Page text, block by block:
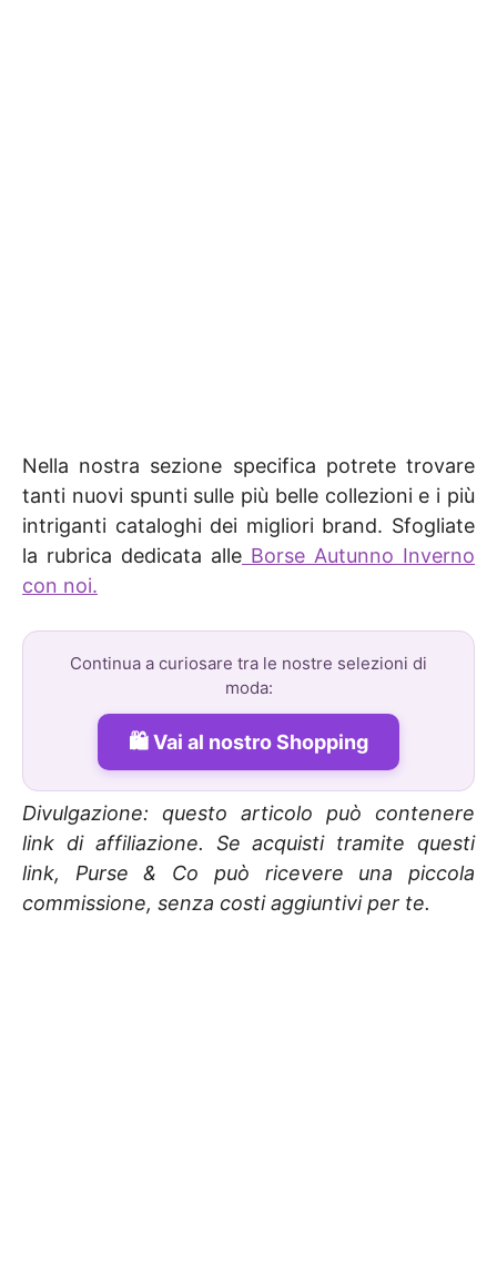
Nella nostra sezione specifica potrete trovare
tanti nuovi spunti sulle più belle collezioni e i più
intriganti cataloghi dei migliori brand. Sfogliate
la rubrica dedicata alle Borse Autunno Inverno
con noi.
Continua a curiosare tra le nostre selezioni di
moda:
Vai al nostro Shopping
Divulgazione: questo articolo può contenere
link di affiliazione. Se acquisti tramite questi
link, Purse & Co può ricevere una piccola
commissione, senza costi aggiuntivi per te.